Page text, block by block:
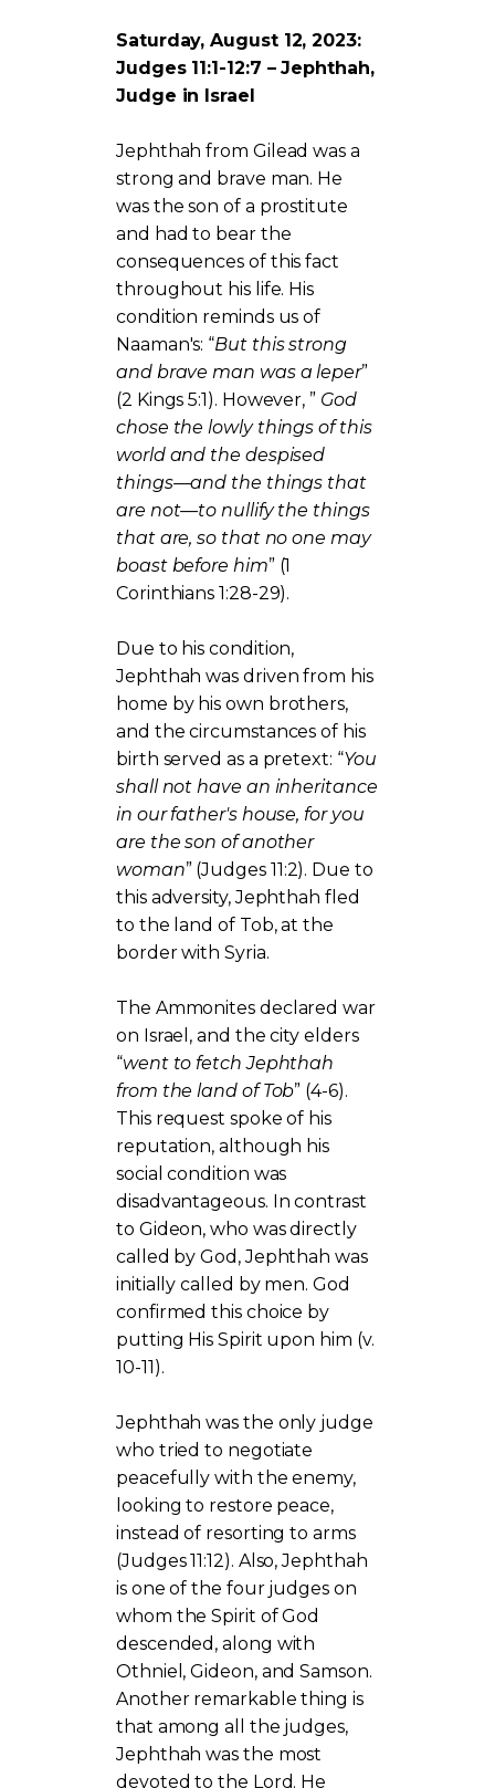
Saturday, August 12, 2023:
Judges 11:1-12:7 – Jephthah,
Judge in Israel
Jephthah from Gilead was a
strong and brave man. He
was the son of a prostitute
and had to bear the
consequences of this fact
throughout his life. His
condition reminds us of
Naaman's: “But this strong
and brave man was a leper”
(2 Kings 5:1). However, ” God
chose the lowly things of this
world and the despised
things—and the things that
are not—to nullify the things
that are, so that no one may
boast before him” (1
Corinthians 1:28-29).
Due to his condition,
Jephthah was driven from his
home by his own brothers,
and the circumstances of his
birth served as a pretext: “You
shall not have an inheritance
in our father's house, for you
are the son of another
woman” (Judges 11:2). Due to
this adversity, Jephthah fled
to the land of Tob, at the
border with Syria.
The Ammonites declared war
on Israel, and the city elders
“went to fetch Jephthah
from the land of Tob” (4-6).
This request spoke of his
reputation, although his
social condition was
disadvantageous. In contrast
to Gideon, who was directly
called by God, Jephthah was
initially called by men. God
confirmed this choice by
putting His Spirit upon him (v.
10-11).
Jephthah was the only judge
who tried to negotiate
peacefully with the enemy,
looking to restore peace,
instead of resorting to arms
(Judges 11:12). Also, Jephthah
is one of the four judges on
whom the Spirit of God
descended, along with
Othniel, Gideon, and Samson.
Another remarkable thing is
that among all the judges,
Jephthah was the most
devoted to the Lord. He